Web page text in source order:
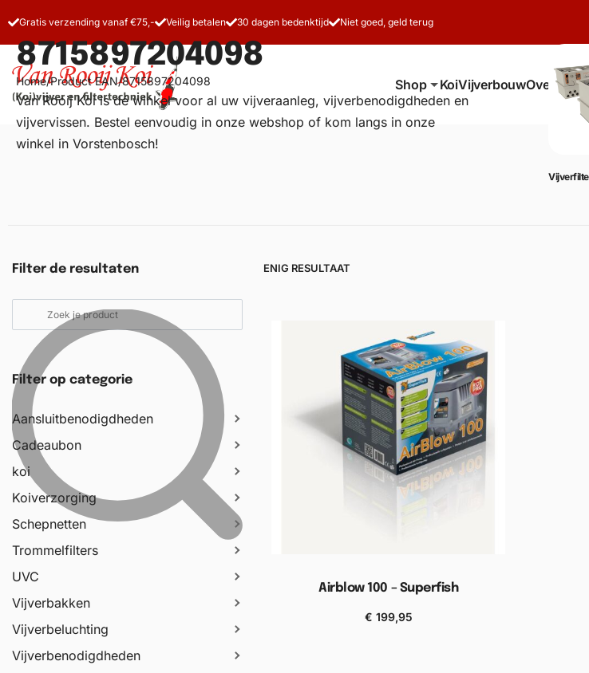
Gratis verzending vanaf €75,- Veilig betalen 30 dagen bedenktijd Niet goed, geld terug
Shop KoiVijverbouwOver ons
8715897204098
Home/Product EAN/8715897204098
Van Rooij Koi is dé winkel voor al uw vijveraanleg, vijverbenodigdheden en
vijvervissen. Bestel eenvoudig in onze webshop of kom langs in onze
winkel in Vorstenbosch!
Filter de resultaten
Filter op categorie
Aansluitbenodigdheden
Cadeaubon
koi
Koiverzorging
Schepnetten
Trommelfilters
UVC
Vijverbakken
Vijverbeluchting
Vijverbenodigdheden
ENIG RESULTAAT
Airblow 100 – Superfish
€ 199,95